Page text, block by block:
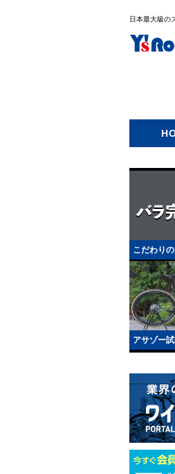
日本最大級の
こだわり
アサゾー